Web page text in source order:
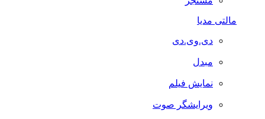
مالتی مدیا
دی.وی.دی
مبدل
نمایش فیلم
ویرایشگر صوت